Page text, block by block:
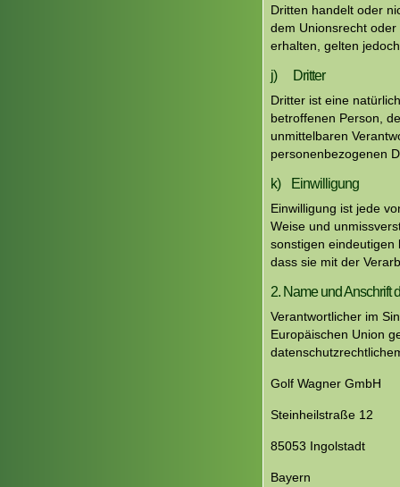
Dritten handelt oder
dem Unionsrecht
erhalten, gelten
j) Dritter
Dritter ist eine
betroffenen Person,
unmittelbaren
personenbezogenen
k) Einwilligung
Einwilligung ist jede
Weise und
sonstigen eindeutigen
dass sie mit der
2. Name und Anschrift
Verantwortlicher im
Europäischen Union
Golf Wagner GmbH
Steinheilstraße 12
85053 Ingolstadt
Bayern